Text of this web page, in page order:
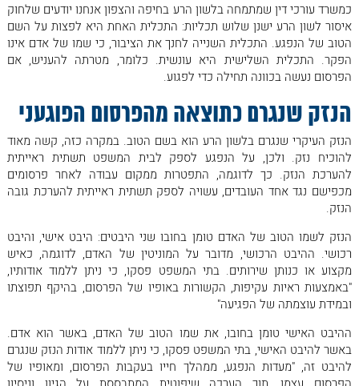
כמשרד עורכי דין שמתמחה בלשון הרע בחיפה והצפון אנחנו יודעים שלחוק
איסור לשון הרע ישנן שלוש תכליות: התכלית האחת היא לפצות על השם
הטוב של הנפגע. התכלית השנייה לחנך את הציבור, כי שמו של אדם אינו
הפקר. התכלית השלישית היא עונשית. כלומר, מטרתה להעניש, אם
הפרסום נעשה בכוונה תחילה כדי לפגוע.
הנזק שנגרם כתוצאה מהפרסום הפוגעני
הנזק העיקרי שנגרם בלשון הרע הוא בשם הטוב. במקרה כזה, קשה מאוד
להוכיח נזק. ולכן, על הנפגע לספק לבית המשפט תשתית ראייתית
להערכת הנזק. כך לדוגמה, התפטרות ממקום עבודה לאחר פרסומים
מכפישם נגד אחד העובדים, עשויה לספק תשתית ראייתית להערכת גובה
הנזק.
הנזק לשמו הטוב של האדם טומן בחובו שני היבטים: היבט אישי, והיבט
רכושי. ההיבט הרכושי, מדובר על המוניטין של האדם, לדוגמה, כאיש
מקצוע או כנותן שירותים. בתי המשפט פסקו, כי ניתן ללמוד אודותיו,
"באמצעות ראיות עקיפות, הקשורות באופיו של הפרסום, בהיקף תפוצתו
ובמידת עוצמתה של הפגיעה"
ההיבט האישי טומן בחובו, את שמו הטוב של האדם, באשר הוא אדם.
באשר להיבט האישי, בתי המשפט פסקו, כי ניתן ללמוד אודות הנזק שנגרם
להיבט זה, "מעדות הנפגע, ממהלך חייו בעקבות הפרסום, ומאופיו של